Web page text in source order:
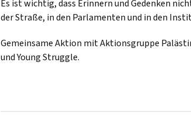
Es ist wichtig, dass Erinnern und Gedenken
der Straße, in den Parlamenten und in den
Gemeinsame Aktion mit Aktionsgruppe
und Young Struggle.